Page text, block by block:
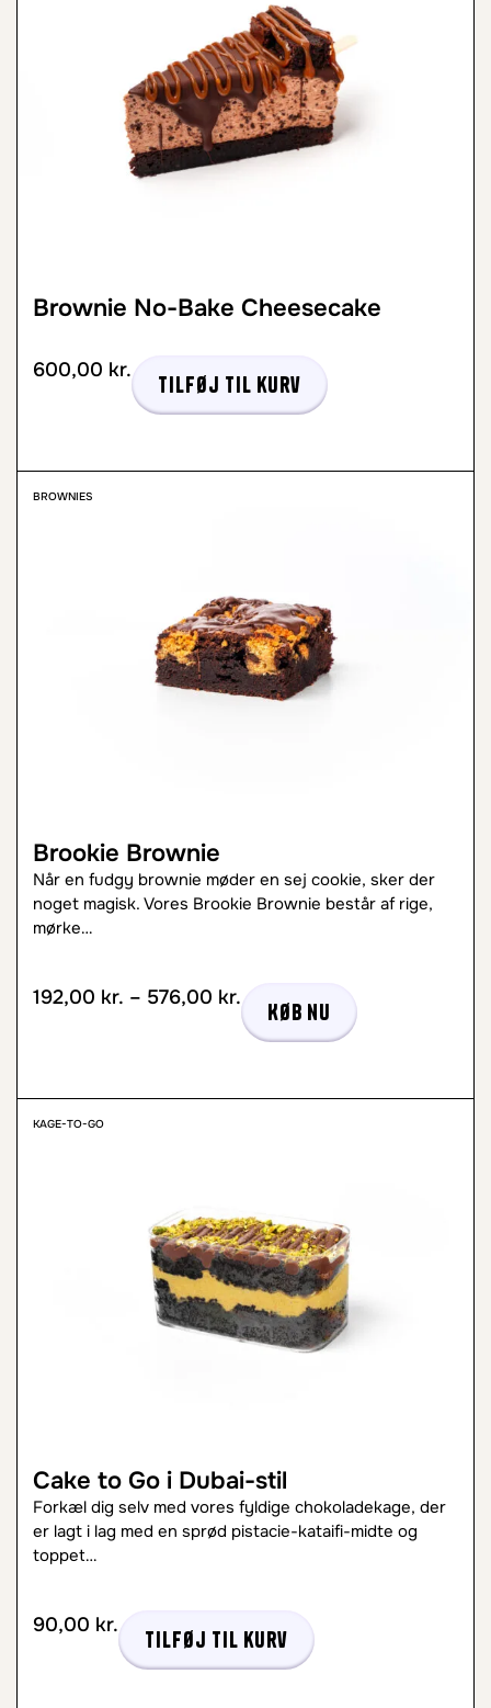
Brownie No-Bake Cheesecake
600,00 kr.
Tilføj til kurv
BROWNIES
Brookie Brownie
Når en fudgy brownie møder en sej cookie, sker der
noget magisk. Vores Brookie Brownie består af rige,
mørke…
192,00 kr. – 576,00 kr.
Køb nu
KAGE-TO-GO
Cake to Go i Dubai-stil
Forkæl dig selv med vores fyldige chokoladekage, der
er lagt i lag med en sprød pistacie-kataifi-midte og
toppet…
90,00 kr.
Tilføj til kurv